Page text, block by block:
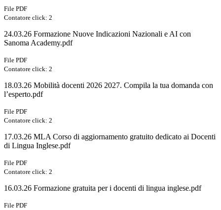
File PDF
Contatore click: 2
24.03.26 Formazione Nuove Indicazioni Nazionali e AI con
Sanoma Academy.pdf
File PDF
Contatore click: 2
18.03.26 Mobilità docenti 2026 2027. Compila la tua domanda con
l’esperto.pdf
File PDF
Contatore click: 2
17.03.26 MLA Corso di aggiornamento gratuito dedicato ai Docenti
di Lingua Inglese.pdf
File PDF
Contatore click: 2
16.03.26 Formazione gratuita per i docenti di lingua inglese.pdf
File PDF